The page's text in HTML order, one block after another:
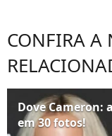
CONFIRA A
Dove Cameron:
em 30 fotos!